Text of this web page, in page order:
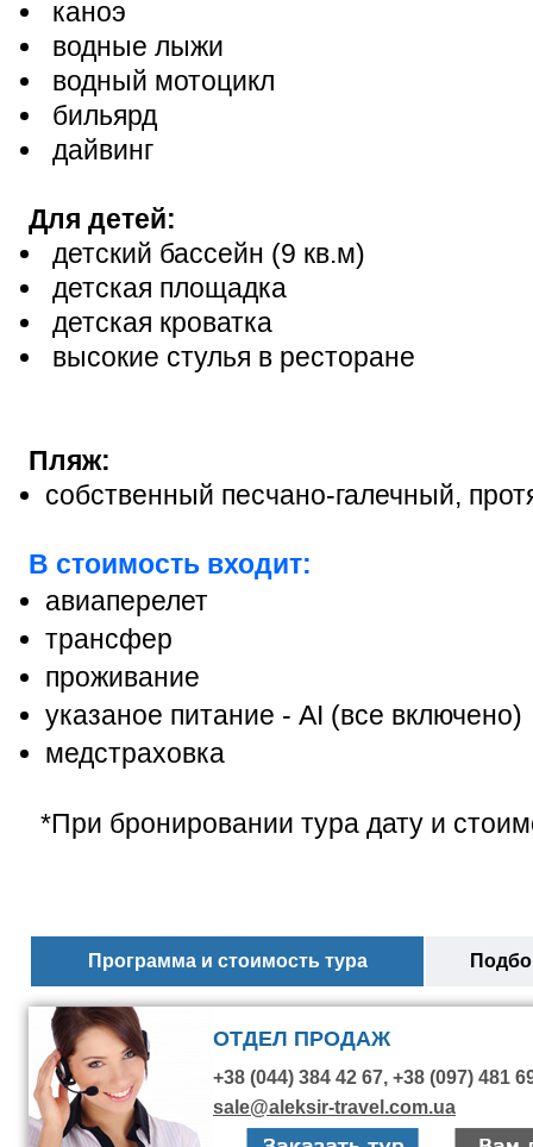
каноэ
водные лыжи
водный мотоцикл
бильярд
дайвинг
Для детей:
детский бассейн (9 кв.м)
детская площадка
детская кроватка
высокие стулья в ресторане
Пляж:
собственный песчано-галечный,
В стоимость входит:
авиаперелет
трансфер
проживание
указаное питание - АІ (все включено)
медстраховка
*При бронировании тура дату и
Программа и стоимость тура
ОТДЕЛ ПРОДАЖ
+38 (044) 384 42 67, +38 (097) 481
sale@aleksir-travel.com.ua